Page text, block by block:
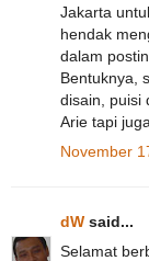
Jakarta
hendak
dalam
Bentuknya,
disain, puisi
Arie tapi
November
dW said...
Selamat